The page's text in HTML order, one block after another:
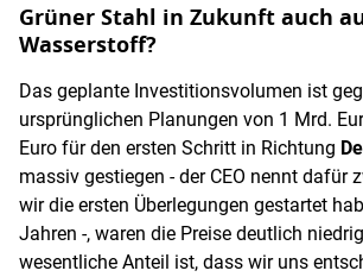
Grüner Stahl in Zukunft auch
Wasserstoff?
Das geplante Investitionsvolumen ist
ursprünglichen Planungen von 1 Mrd.
Euro für den ersten Schritt in Richtung
massiv gestiegen - der CEO nennt dafür
wir die ersten Überlegungen gestartet
Jahren -, waren die Preise deutlich
wesentliche Anteil ist, dass wir uns